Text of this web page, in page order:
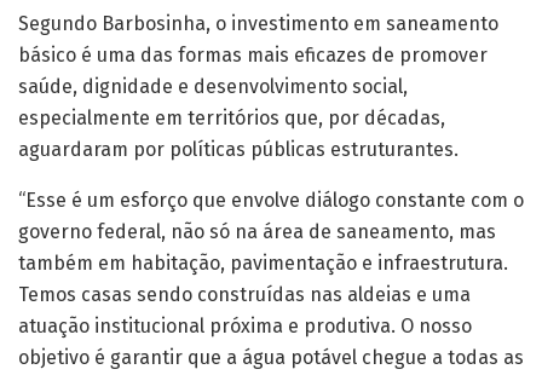
Segundo Barbosinha, o investimento em saneamento
básico é uma das formas mais eficazes de promover
saúde, dignidade e desenvolvimento social,
especialmente em territórios que, por décadas,
aguardaram por políticas públicas estruturantes.
“Esse é um esforço que envolve diálogo constante com o
governo federal, não só na área de saneamento, mas
também em habitação, pavimentação e infraestrutura.
Temos casas sendo construídas nas aldeias e uma
atuação institucional próxima e produtiva. O nosso
objetivo é garantir que a água potável chegue a todas as